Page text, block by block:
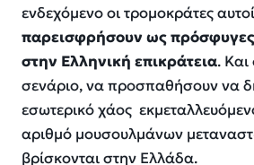
ενδεχόμενο οι τρομοκράτες αυτοί
παρεισφρήσουν ως
στην Ελληνική επικράτεια. Και
σενάριο, να προσπαθήσουν να
εσωτερικό χάος
αριθμό μουσουλμάνων
βρίσκονται στην Ελλάδα.